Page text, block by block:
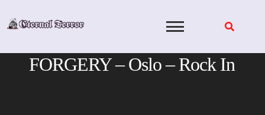
FORGERY – Oslo – Rock In